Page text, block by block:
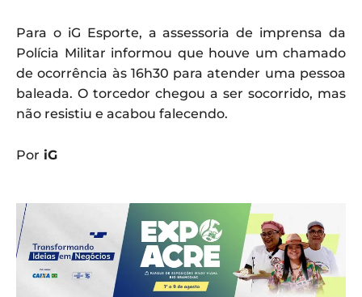
Para o iG Esporte, a assessoria de imprensa da
Polícia Militar informou que houve um chamado
de ocorrência às 16h30 para atender uma pessoa
baleada. O torcedor chegou a ser socorrido, mas
não resistiu e acabou falecendo.
Por iG